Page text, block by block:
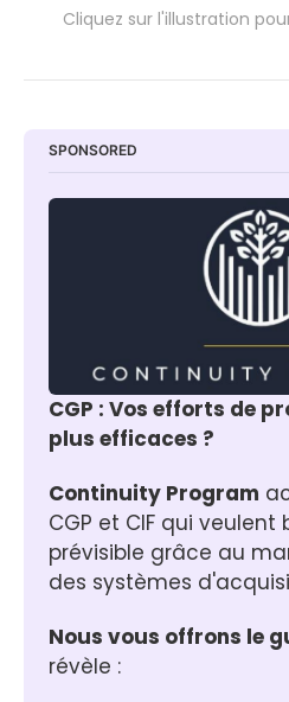
Cliquez sur l'illustration
SPONSORED
CGP : Vos efforts de
plus efficaces ?
Continuity Program
CGP et CIF qui veulent
prévisible grâce au
des systèmes
Nous vous offrons le
révèle :